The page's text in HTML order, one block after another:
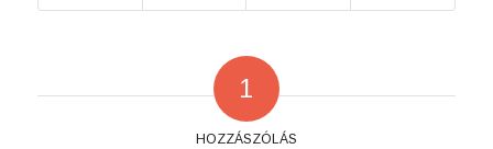
1
HOZZÁSZÓLÁS